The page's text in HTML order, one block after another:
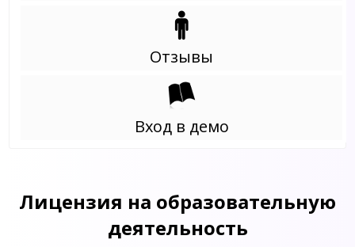
Отзывы
Вход в демо
Лицензия на образовательную
деятельность